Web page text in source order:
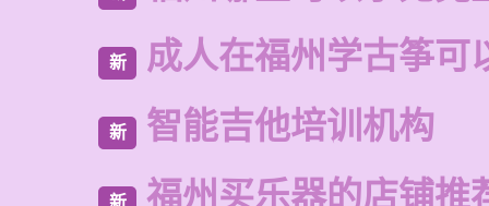
新 成人在福州学古筝可
新 智能吉他培训机构
新 福州买乐器的店铺推